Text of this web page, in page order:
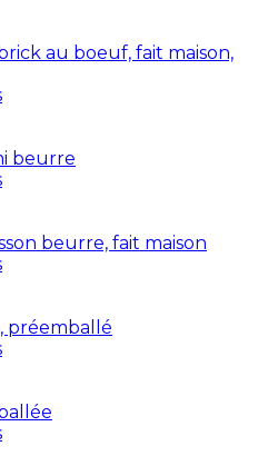
au boeuf, fait maison,
beurre
beurre, fait maison
préemballé